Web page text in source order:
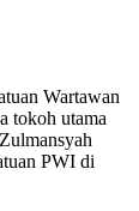
Wartawan
tokoh utama
PWI di